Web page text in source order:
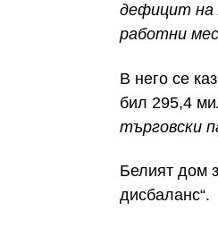
дефицит на
работни
В него се
бил 295,4
търговски
Белият дом
дисбаланс“.